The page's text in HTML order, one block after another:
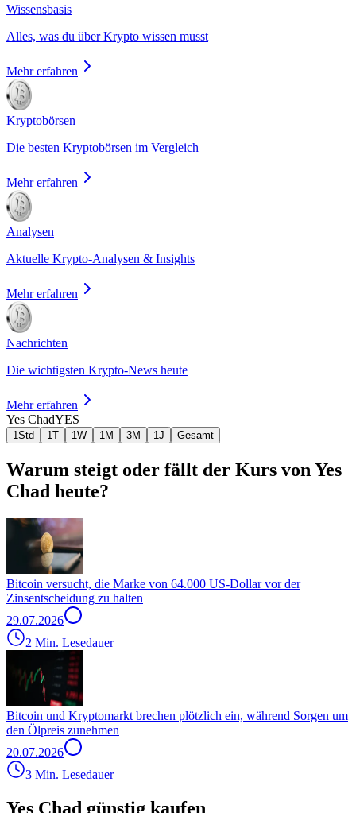
Wissensbasis
Alles, was du über Krypto wissen musst
Mehr erfahren
Kryptobörsen
Die besten Kryptobörsen im Vergleich
Mehr erfahren
Analysen
Aktuelle Krypto-Analysen & Insights
Mehr erfahren
Nachrichten
Die wichtigsten Krypto-News heute
Mehr erfahren
Yes ChadYES
1Std 1T 1W 1M 3M 1J Gesamt
Warum steigt oder fällt der Kurs von Yes
Chad heute?
Bitcoin versucht, die Marke von 64.000 US-Dollar vor der
Zinsentscheidung zu halten
29.07.2026
2 Min. Lesedauer
Bitcoin und Kryptomarkt brechen plötzlich ein, während Sorgen um
den Ölpreis zunehmen
20.07.2026
3 Min. Lesedauer
Yes Chad günstig kaufen